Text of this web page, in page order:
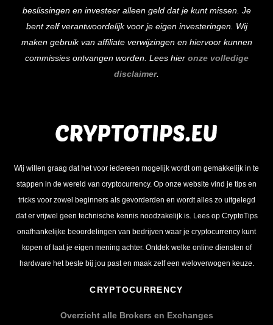
beslissingen en investeer alleen geld dat je kunt missen. Je
bent zelf verantwoordelijk voor je eigen investeringen. Wij
maken gebruik van affiliate verwijzingen en hiervoor kunnen
commissies ontvangen worden. Lees hier onze volledige
disclaimer.
Wij willen graag dat het voor iedereen mogelijk wordt om gemakkelijk in te
stappen in de wereld van cryptocurrency. Op onze website vind je tips en
tricks voor zowel beginners als gevorderden en wordt alles zo uitgelegd
dat er vrijwel geen technische kennis noodzakelijk is. Lees op CryptoTips
onafhankelijke beoordelingen van bedrijven waar je cryptocurrency kunt
kopen of laat je eigen mening achter. Ontdek welke online diensten of
hardware het beste bij jou past en maak zelf een weloverwogen keuze.
CRYPTOCURRENCY
Overzicht alle Brokers en Exchanges